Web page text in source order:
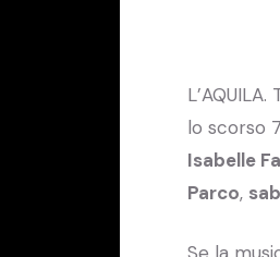
lo scorso
Isabelle
Parco,